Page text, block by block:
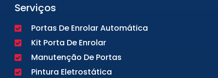
Serviços
Portas De Enrolar Automática
Kit Porta De Enrolar
Manutenção De Portas
Pintura Eletrostática